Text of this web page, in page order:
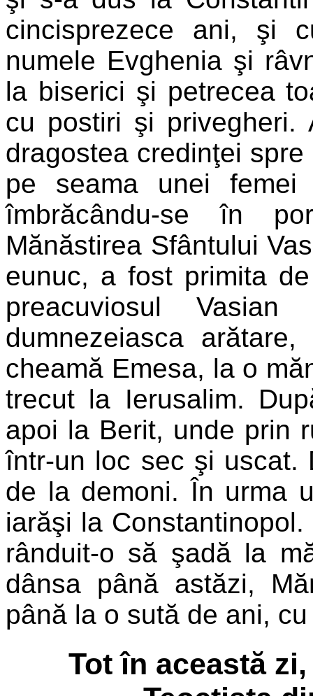
cincisprezece ani, şi
numele Evghenia şi
la biserici şi petrecea
cu postiri şi privegheri.
dragostea credinţei
pe seama unei
îmbrăcându-se în
Mănăstirea Sfântului
eunuc, a fost primita
preacuviosul
dumnezeiasca
cheamă Emesa, la o
trecut la Ierusalim.
apoi la Berit, unde prin
într-un loc sec şi uscat.
de la demoni. În urma
iarăşi la
rânduit-o să şadă la
dânsa până astăzi,
până la o sută de ani,
Tot în această